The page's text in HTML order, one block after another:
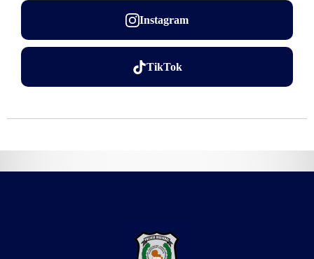
Instagram
TikTok